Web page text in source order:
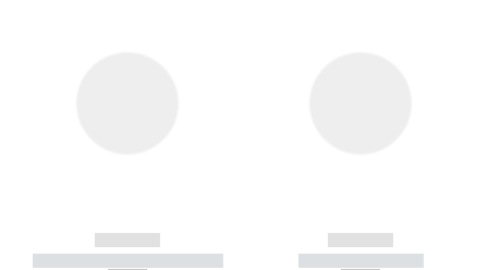
------------
----------- ----------- -----------
------------
----------- -----------